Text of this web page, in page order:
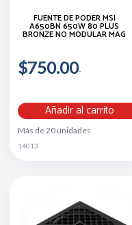
FUENTE DE PODER MSI
A650BN 650W 80 PLUS
BRONZE NO MODULAR MAG
$750.00
Añadir al carrito
Más de 20 unidades
14013